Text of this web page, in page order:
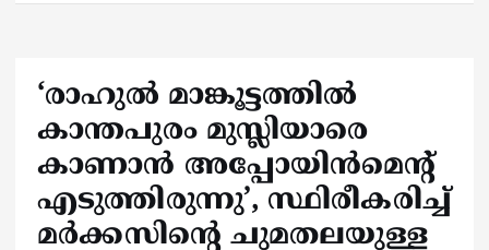
‘രാഹുല്‍ മാങ്കൂട്ടത്തില്‍
കാന്തപുരം മുസ്ലിയാരെ
കാണാന്‍ അപ്പോയിന്‍മെന്റ്
എടുത്തിരുന്നു’, സ്ഥിരീകരിച്ച്
മര്‍ക്കസിന്റെ ചുമതലയുള്ള